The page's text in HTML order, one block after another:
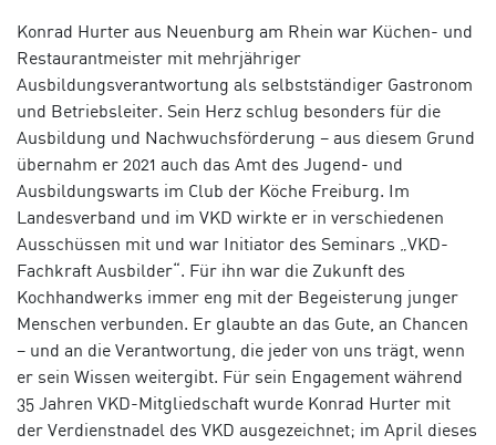
Konrad Hurter aus Neuenburg am Rhein war Küchen- und
Restaurantmeister mit mehrjähriger
Ausbildungsverantwortung als selbstständiger Gastronom
und Betriebsleiter. Sein Herz schlug besonders für die
Ausbildung und Nachwuchsförderung – aus diesem Grund
übernahm er 2021 auch das Amt des Jugend- und
Ausbildungswarts im Club der Köche Freiburg. Im
Landesverband und im VKD wirkte er in verschiedenen
Ausschüssen mit und war Initiator des Seminars „VKD-
Fachkraft Ausbilder“. Für ihn war die Zukunft des
Kochhandwerks immer eng mit der Begeisterung junger
Menschen verbunden. Er glaubte an das Gute, an Chancen
– und an die Verantwortung, die jeder von uns trägt, wenn
er sein Wissen weitergibt. Für sein Engagement während
35 Jahren VKD-Mitgliedschaft wurde Konrad Hurter mit
der Verdienstnadel des VKD ausgezeichnet; im April dieses